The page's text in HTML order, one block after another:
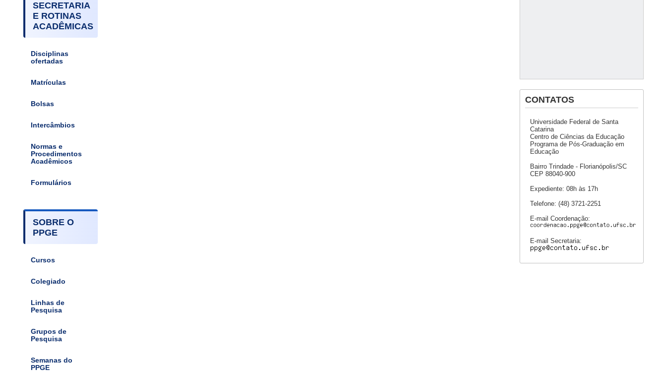
SECRETARIA
E ROTINAS
ACADÊMICAS
Disciplinas
ofertadas
Matrículas
Bolsas
Intercâmbios
Normas e
Procedimentos
Acadêmicos
Formulários
SOBRE O
PPGE
Cursos
Colegiado
Linhas de
Pesquisa
Grupos de
Pesquisa
Semanas do
PPGE
CONTATOS
Universidade Federal de Santa
Catarina
Centro de Ciências da Educação
Programa de Pós-Graduação em
Educação
Bairro Trindade - Florianópolis/SC
CEP 88040-900
Expediente: 08h às 17h
Telefone: (48) 3721-2251
E-mail Coordenação:
E-mail Secretaria: